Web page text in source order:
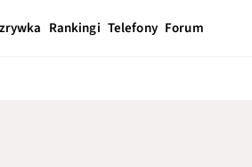
Rankingi Telefony Forum